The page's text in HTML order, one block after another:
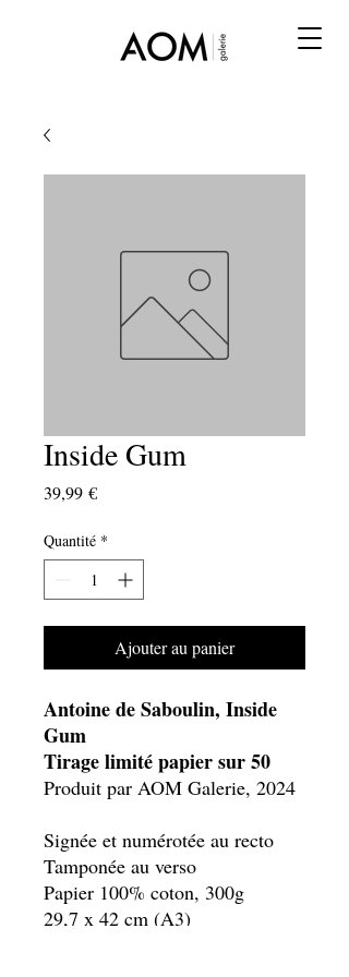
Inside Gum
39,99 €Prix
Quantité *
Ajouter au panier
Antoine de Saboulin, Inside
Gum
Tirage limité papier sur 50
Produit par AOM Galerie, 2024
Signée et numérotée au recto
Tamponée au verso
Papier 100% coton, 300g
29,7 x 42 cm (A3)